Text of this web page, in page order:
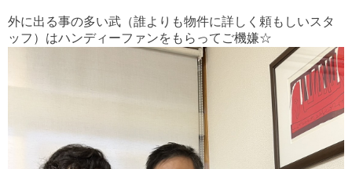
外に出る事の多い武（誰よりも物件に詳しく頼もしいスタ
ッフ）はハンディーファンをもらってご機嫌☆